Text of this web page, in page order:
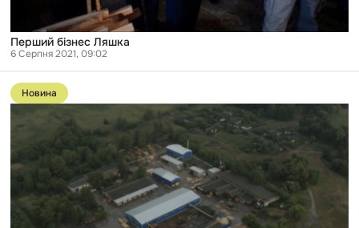
Перший бізнес Ляшка
6 Серпня 2021, 09:02
Перейти
до
публікації
Олег
Ляшко
власником
деревообробного
бізнесу,
інтереси
якого
лобіював
Новина